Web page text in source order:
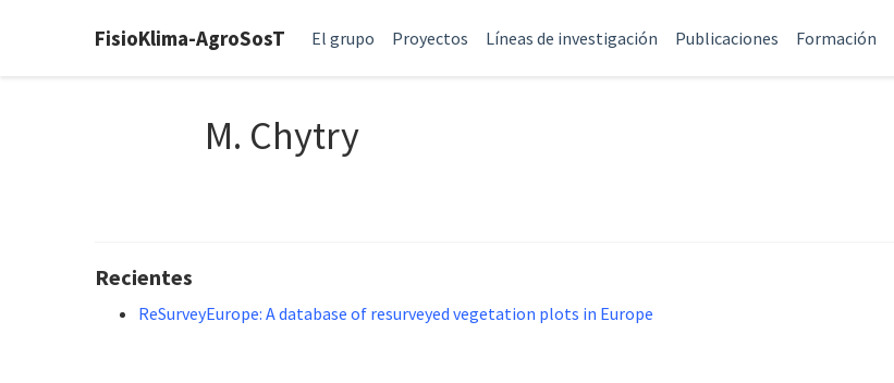
FisioKlima-AgroSosT El grupo Proyectos Líneas de investigación Publicaciones Formación
M. Chytry
Recientes
ReSurveyEurope: A database of resurveyed vegetation plots in Europe